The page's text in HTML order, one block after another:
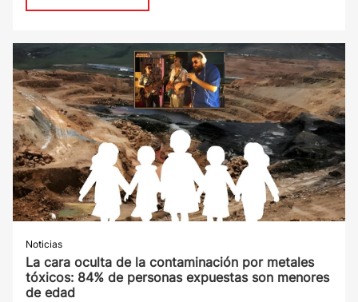
Noticias
La cara oculta de la contaminación por metales
tóxicos: 84% de personas expuestas son menores
de edad